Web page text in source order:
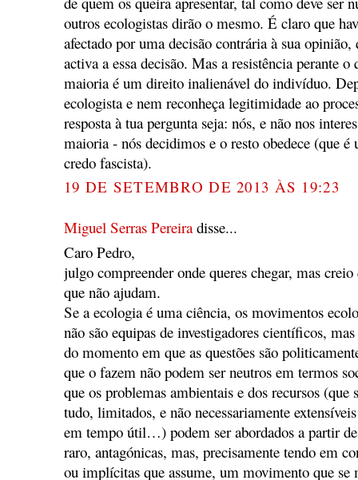
outros ecologistas dirão o mesmo. É claro que
afectado por uma decisão contrária à sua opinião,
activa a essa decisão. Mas a resistência perante o
maioria é um direito inalienável do indivíduo.
ecologista e nem reconheça legitimidade ao
resposta à tua pergunta seja: nós, e não nos
maioria - nós decidimos e o resto obedece (que
credo fascista).
19 DE SETEMBRO DE 2013 ÀS 19:23
Miguel Serras Pereiradisse...
Caro Pedro,
julgo compreender onde queres chegar, mas
que não ajudam.
Se a ecologia é uma ciência, os movimentos
não são equipas de investigadores científicos,
do momento em que as questões são
que o fazem não podem ser neutros em termos
que os problemas ambientais e dos recursos (que
tudo, limitados, e não necessariamente
em tempo útil…) podem ser abordados a partir
raro, antagónicas, mas, precisamente tendo em
ou implícitas que assume, um movimento que se